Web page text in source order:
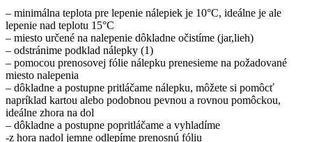
– minimálna teplota pre lepenie nálepiek je 10°C, ideálne je ale
lepenie nad teplotu 15°C
– miesto určené na nalepenie dôkladne očistíme (jar,lieh)
– odstránime podklad nálepky (1)
– pomocou prenosovej fólie nálepku prenesieme na požadované
miesto nalepenia
– dôkladne a postupne pritláčame nálepku, môžete si pomôcť
napríklad kartou alebo podobnou pevnou a rovnou pomôckou,
ideálne zhora na dol
– dôkladne a postupne popritláčame a vyhladíme
-z hora nadol jemne odlepíme prenosnú fóliu